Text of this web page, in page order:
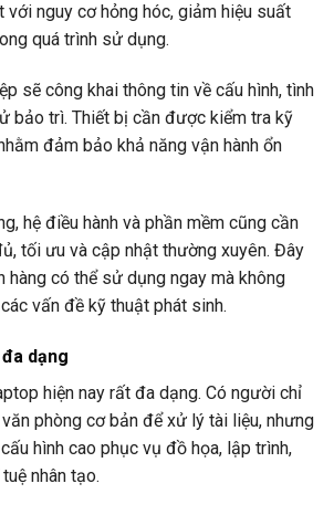
với nguy cơ hỏng hóc, giảm hiệu suất
quá trình sử dụng.
sẽ công khai thông tin về cấu hình, tình
bảo trì. Thiết bị cần được kiểm tra kỹ
đảm bảo khả năng vận hành ổn
hệ điều hành và phần mềm cũng cần
tối ưu và cập nhật thường xuyên. Đây
hàng có thể sử dụng ngay mà không
vấn đề kỹ thuật phát sinh.
dạng
hiện nay rất đa dạng. Có người chỉ
phòng cơ bản để xử lý tài liệu, nhưng
hình cao phục vụ đồ họa, lập trình,
nhân tạo.